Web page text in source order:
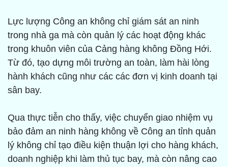
Lực lượng Công an không chỉ giám sát an ninh
trong nhà ga mà còn quản lý các hoạt động khác
trong khuôn viên của Cảng hàng không Đồng Hới.
Từ đó, tạo dựng môi trường an toàn, làm hài lòng
hành khách cũng như các các đơn vị kinh doanh tại
sân bay.
Qua thực tiễn cho thấy, việc chuyển giao nhiệm vụ
bảo đảm an ninh hàng không về Công an tỉnh quản
lý không chỉ tạo điều kiện thuận lợi cho hàng khách,
doanh nghiệp khi làm thủ tục bay, mà còn nâng cao